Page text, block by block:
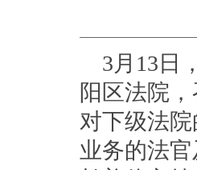
3月13日
阳区法院
对下级法
业务的法